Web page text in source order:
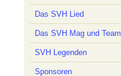
Das SVH Lied
Das SVH Mag und Team
SVH Legenden
Sponsoren